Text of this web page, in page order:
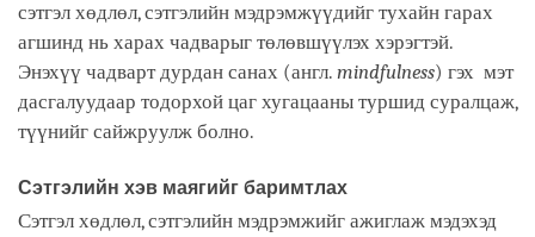
сэтгэл хөдлөл, сэтгэлийн мэдрэмжүүдийг тухайн гарах
агшинд нь харах чадварыг төлөвшүүлэх хэрэгтэй.
Энэхүү чадварт дурдан санах (англ. mindfulness) гэх мэт
дасгалуудаар тодорхой цаг хугацааны туршид суралцаж,
түүнийг сайжруулж болно.
Сэтгэлийн хэв маягийг баримтлах
Сэтгэл хөдлөл, сэтгэлийн мэдрэмжийг ажиглаж мэдэхэд